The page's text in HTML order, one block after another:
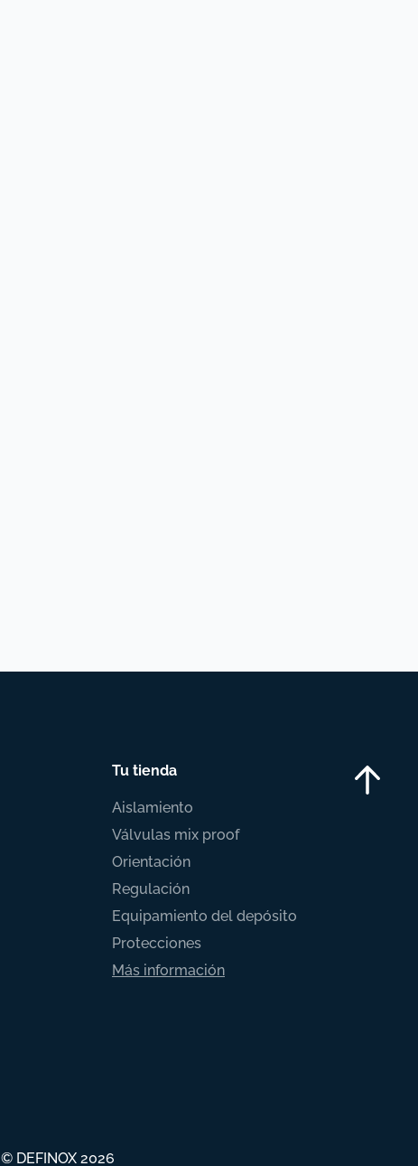
Tu tienda
Aislamiento
Válvulas mix proof
Orientación
Regulación
Equipamiento del depósito
Protecciones
Más información
© DEFINOX 2026